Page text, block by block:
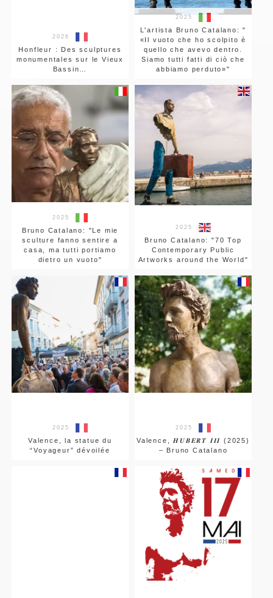
2026
Honfleur : Des sculptures
monumentales sur le Vieux
Bassin…
2025
L'artista Bruno Catalano: "
«Il vuoto che ho scolpito è
quello che avevo dentro.
Siamo tutti fatti di ciò che
abbiamo perduto»"
2025
Bruno Catalano: "Le mie
sculture fanno sentire a
casa, ma tutti portiamo
dietro un vuoto"
2025
Bruno Catalano: "70 Top
Contemporary Public
Artworks around the World"
2025
Valence, la statue du
“Voyageur” dévoilée
2025
Valence, 𝑯𝑼𝑩𝑬𝑹𝑻 𝑰𝑰𝑰 (2025)
– Bruno Catalano